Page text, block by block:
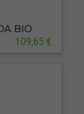
BIO
109,65 €